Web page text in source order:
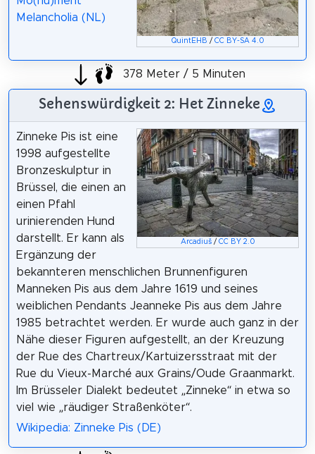
QuintEHB / CC BY-SA 4.0
Melancholia (NL)
378 Meter / 5 Minuten
Sehenswürdigkeit 2: Het Zinneke
Arcadiuš/ CC BY 2.0
Zinneke Pis ist eine
1998 aufgestellte
Bronzeskulptur in
Brüssel, die einen an
einen Pfahl
urinierenden Hund
darstellt. Er kann als
Ergänzung der
bekannteren menschlichen Brunnenfiguren
Manneken Pis aus dem Jahre 1619 und seines
weiblichen Pendants Jeanneke Pis aus dem Jahre
1985 betrachtet werden. Er wurde auch ganz in der
Nähe dieser Figuren aufgestellt, an der Kreuzung
der Rue des Chartreux/Kartuizersstraat mit der
Rue du Vieux-Marché aux Grains/Oude Graanmarkt.
Im Brüsseler Dialekt bedeutet „Zinneke“ in etwa so
viel wie „räudiger Straßenköter“.
Wikipedia: Zinneke Pis (DE)